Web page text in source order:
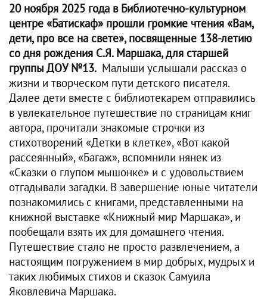
20 ноября 2025 года в Библиотечно-культурном
центре «Батискаф» прошли громкие чтения «Вам,
дети, про все на свете», посвященные 138-летию
со дня рождения С.Я. Маршака, для старшей
группы ДОУ №13. Малыши услышали рассказ о
жизни и творческом пути детского писателя.
Далее дети вместе с библиотекарем отправились
в увлекательное путешествие по страницам книг
автора, прочитали знакомые строчки из
стихотворений «Детки в клетке», «Вот какой
рассеянный», «Багаж», вспомнили нянек из
«Сказки о глупом мышонке» и с удовольствием
отгадывали загадки. В завершение юные читатели
познакомились с книгами, представленными на
книжной выставке «Книжный мир Маршака», и
пообещали взять их для домашнего чтения.
Путешествие стало не просто развлечением, а
настоящим погружением в мир добрых, мудрых и
таких любимых стихов и сказок Самуила
Яковлевича Маршака.